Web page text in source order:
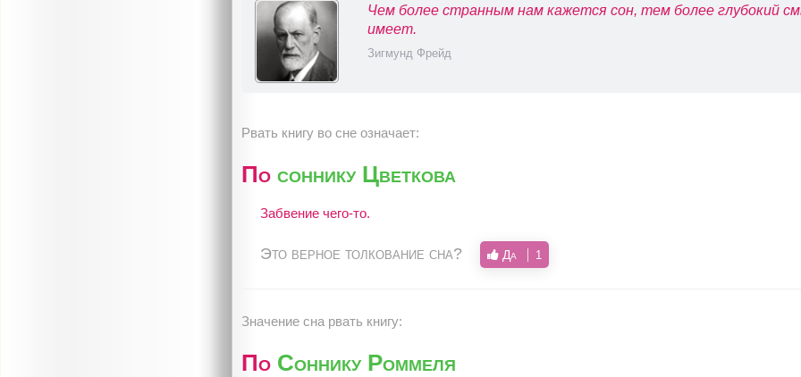
Чем более странным нам кажется сон, тем более глубокий
имеет.
Зигмунд Фрейд
Рвать книгу во сне означает:
По соннику Цветкова
Забвение чего-то.
Это верное толкование сна? Да 1
Значение сна рвать книгу:
По Соннику Роммеля